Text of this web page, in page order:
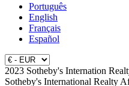
Português
English
Français
Español
2023 Sotheby's Internation
Sotheby's International Realty